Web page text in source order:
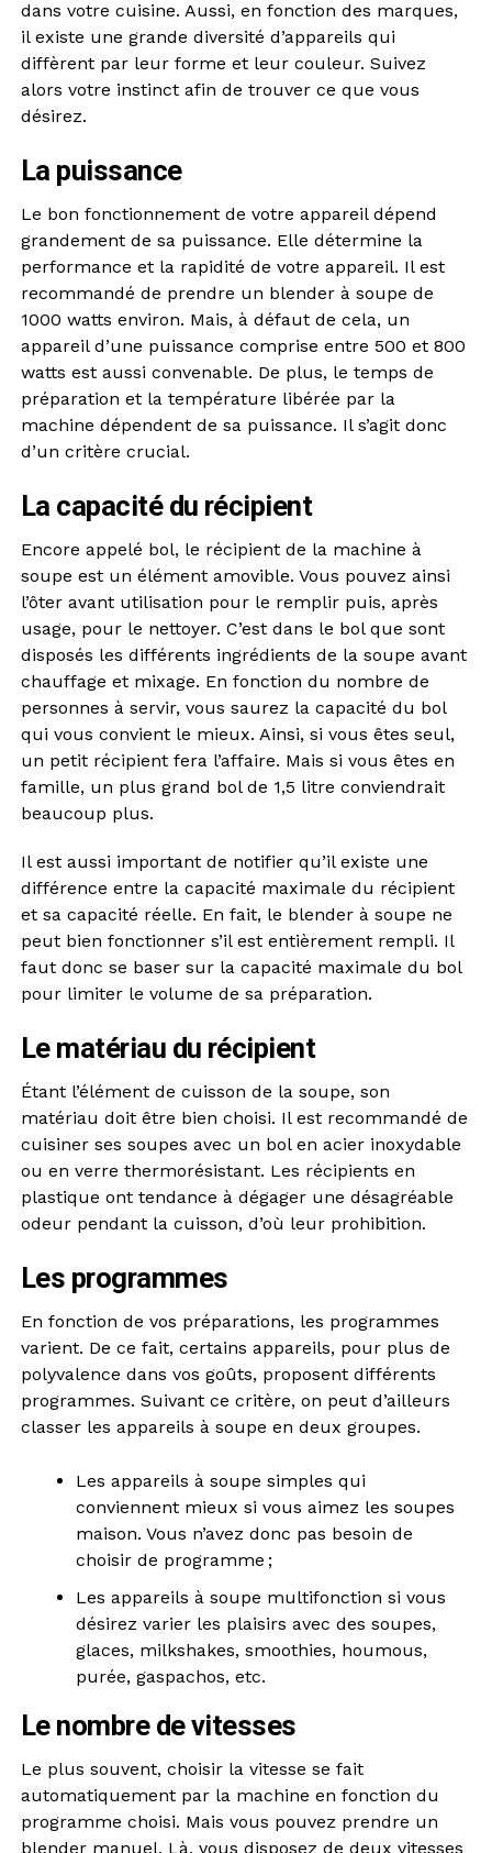
dans votre cuisine. Aussi, en fonction des marques,
il existe une grande diversité d’appareils qui
diffèrent par leur forme et leur couleur. Suivez
alors votre instinct afin de trouver ce que vous
désirez.
La puissance
Le bon fonctionnement de votre appareil dépend
grandement de sa puissance. Elle détermine la
performance et la rapidité de votre appareil. Il est
recommandé de prendre un blender à soupe de
1000 watts environ. Mais, à défaut de cela, un
appareil d’une puissance comprise entre 500 et 800
watts est aussi convenable. De plus, le temps de
préparation et la température libérée par la
machine dépendent de sa puissance. Il s’agit donc
d’un critère crucial.
La capacité du récipient
Encore appelé bol, le récipient de la machine à
soupe est un élément amovible. Vous pouvez ainsi
l’ôter avant utilisation pour le remplir puis, après
usage, pour le nettoyer. C’est dans le bol que sont
disposés les différents ingrédients de la soupe avant
chauffage et mixage. En fonction du nombre de
personnes à servir, vous saurez la capacité du bol
qui vous convient le mieux. Ainsi, si vous êtes seul,
un petit récipient fera l’affaire. Mais si vous êtes en
famille, un plus grand bol de 1,5 litre conviendrait
beaucoup plus.
Il est aussi important de notifier qu’il existe une
différence entre la capacité maximale du récipient
et sa capacité réelle. En fait, le blender à soupe ne
peut bien fonctionner s’il est entièrement rempli. Il
faut donc se baser sur la capacité maximale du bol
pour limiter le volume de sa préparation.
Le matériau du récipient
Étant l’élément de cuisson de la soupe, son
matériau doit être bien choisi. Il est recommandé de
cuisiner ses soupes avec un bol en acier inoxydable
ou en verre thermorésistant. Les récipients en
plastique ont tendance à dégager une désagréable
odeur pendant la cuisson, d’où leur prohibition.
Les programmes
En fonction de vos préparations, les programmes
varient. De ce fait, certains appareils, pour plus de
polyvalence dans vos goûts, proposent différents
programmes. Suivant ce critère, on peut d’ailleurs
classer les appareils à soupe en deux groupes.
Les appareils à soupe simples qui
conviennent mieux si vous aimez les soupes
maison. Vous n’avez donc pas besoin de
choisir de programme ;
Les appareils à soupe multifonction si vous
désirez varier les plaisirs avec des soupes,
glaces, milkshakes, smoothies, houmous,
purée, gaspachos, etc.
Le nombre de vitesses
Le plus souvent, choisir la vitesse se fait
automatiquement par la machine en fonction du
programme choisi. Mais vous pouvez prendre un
blender manuel. Là, vous disposez de deux vitesses